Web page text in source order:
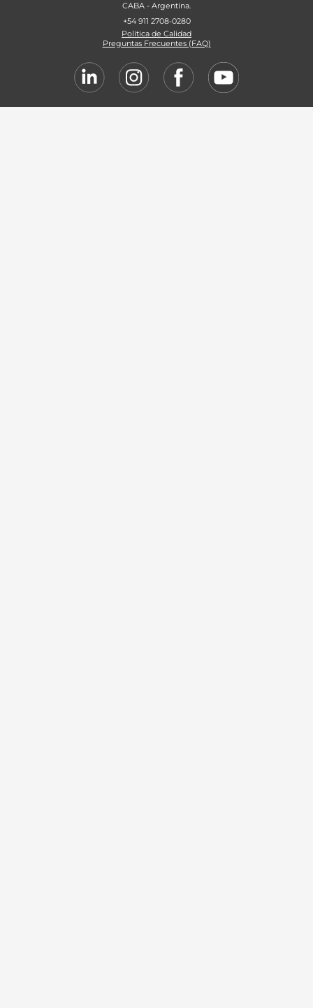
CABA - Argentina.
+54 911 2708-0280
Política de Calidad
Preguntas Frecuentes (FAQ)